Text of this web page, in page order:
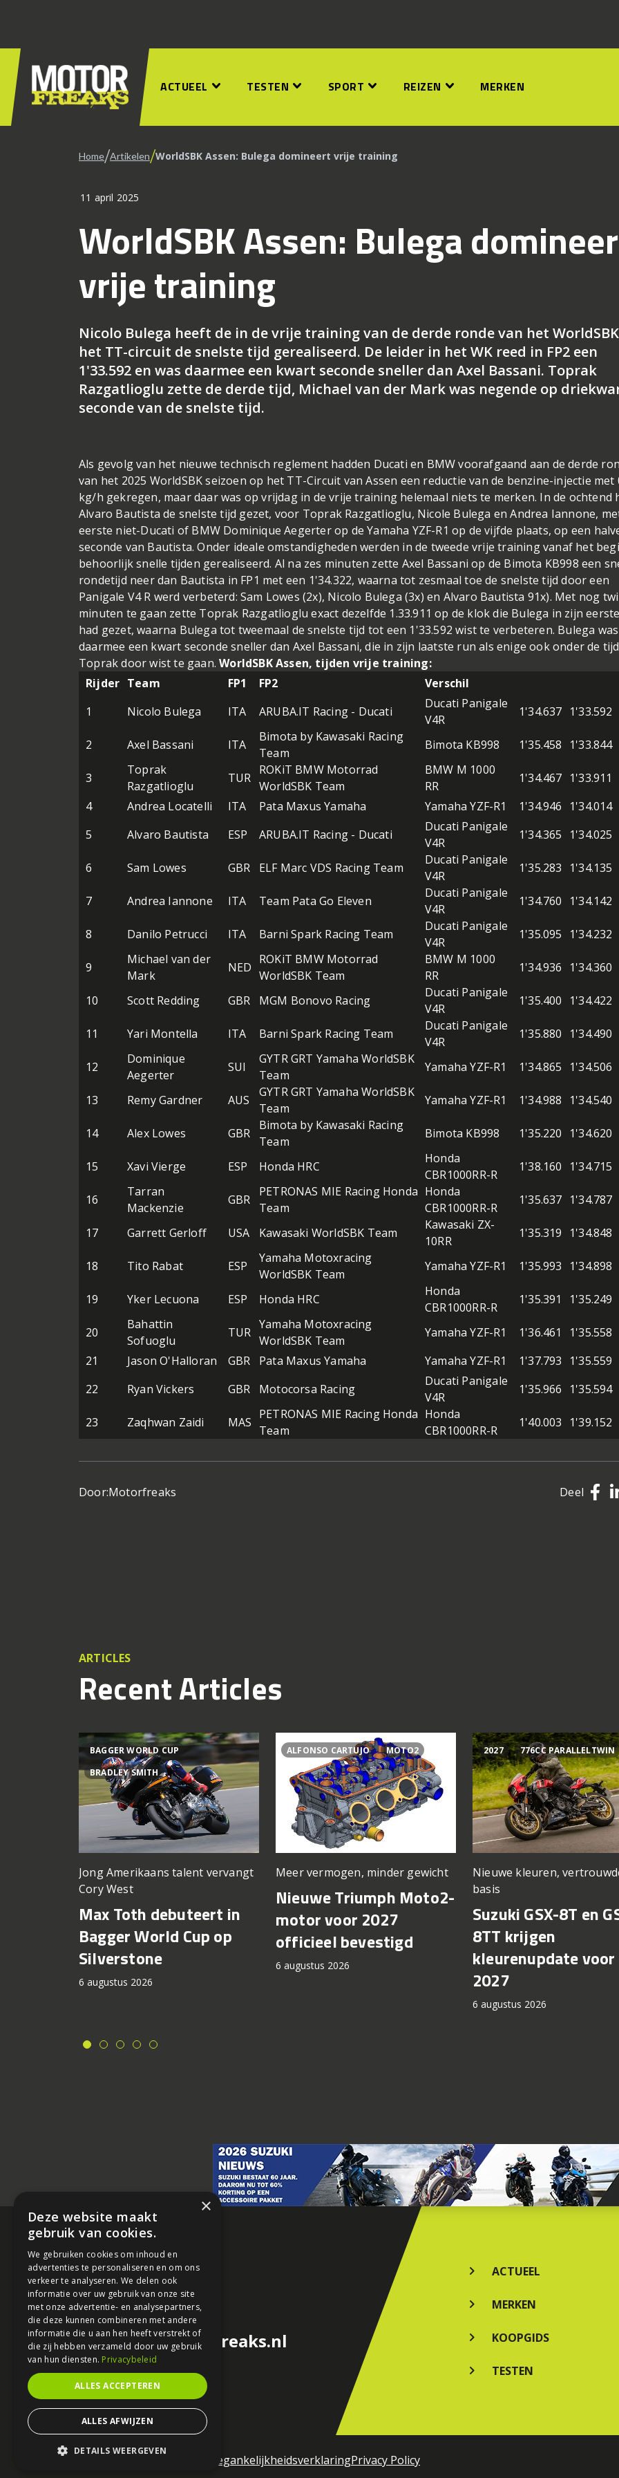
ACTUEEL TESTEN SPORT REIZEN MERKEN
Home/Artikelen/WorldSBK Assen: Bulega domineert vrije training
11 april 2025
WorldSBK Assen: Bulega
vrije training
Nicolo Bulega heeft de in de vrije training van de derde ronde van het
het TT-circuit de snelste tijd gerealiseerd. De leider in het WK reed in FP2 een
1'33.592 en was daarmee een kwart seconde sneller dan Axel Bassani. Toprak
Razgatlioglu zette de derde tijd, Michael van der Mark was negende op
seconde van de snelste tijd.
Als gevolg van het nieuwe technisch reglement hadden Ducati en BMW voorafgaand aan de derde
van het 2025 WorldSBK seizoen op het TT-Circuit van Assen een reductie van de benzine-injectie met
kg/h gekregen, maar daar was op vrijdag in de vrije training helemaal niets te merken. In de ochtend
Alvaro Bautista de snelste tijd gezet, voor Toprak Razgatlioglu, Nicole Bulega en Andrea Iannone,
eerste niet-Ducati of BMW Dominique Aegerter op de Yamaha YZF-R1 op de vijfde plaats, op een
seconde van Bautista. Onder ideale omstandigheden werden in de tweede vrije training vanaf het
behoorlijk snelle tijden gerealiseerd. Al na zes minuten zette Axel Bassani op de Bimota KB998 een
rondetijd neer dan Bautista in FP1 met een 1'34.322, waarna tot zesmaal toe de snelste tijd door een
Panigale V4 R werd verbeterd: Sam Lowes (2x), Nicolo Bulega (3x) en Alvaro Bautista 91x). Met nog
minuten te gaan zette Toprak Razgatlioglu exact dezelfde 1.33.911 op de klok die Bulega in zijn
had gezet, waarna Bulega tot tweemaal de snelste tijd tot een 1'33.592 wist te verbeteren. Bulega was
daarmee een kwart seconde sneller dan Axel Bassani, die in zijn laatste run als enige ook onder de
Toprak door wist te gaan.WorldSBK Assen, tijden vrije training:
Rijder Team FP1 FP2
Verschil
1
Nicolo Bulega ITA ARUBA.IT Racing - Ducati
Ducati Panigale
V4R
1'34.637 1'33.592
2 Axel Bassani ITA
Bimota by Kawasaki Racing
Team
Bimota KB998 1'35.458 1'33.844
3
Toprak
Razgatlioglu
TUR
ROKiT BMW Motorrad
WorldSBK Team
BMW M 1000
RR
1'34.467 1'33.911
4
Andrea Locatelli ITA Pata Maxus Yamaha Yamaha YZF-R1 1'34.946 1'34.014
5
Alvaro Bautista ESP ARUBA.IT Racing - Ducati
Ducati Panigale
V4R
1'34.365 1'34.025
6 Sam Lowes GBR ELF Marc VDS Racing Team
Ducati Panigale
V4R
1'35.283 1'34.135
7 Andrea Iannone ITA Team Pata Go Eleven
Ducati Panigale
V4R
1'34.760 1'34.142
8 Danilo Petrucci ITA Barni Spark Racing Team
Ducati Panigale
V4R
1'35.095 1'34.232
9
Michael van der
Mark
NED
ROKiT BMW Motorrad
WorldSBK Team
BMW M 1000
RR
1'34.936 1'34.360
10 Scott Redding GBR MGM Bonovo Racing
Ducati Panigale
V4R
1'35.400 1'34.422
11 Yari Montella ITA Barni Spark Racing Team
Ducati Panigale
V4R
1'35.880 1'34.490
12
Dominique
Aegerter
SUI
GYTR GRT Yamaha WorldSBK
Team
Yamaha YZF-R1 1'34.865 1'34.506
13 Remy Gardner AUS
GYTR GRT Yamaha WorldSBK
Team
Yamaha YZF-R1 1'34.988 1'34.540
14 Alex Lowes GBR
Bimota by Kawasaki Racing
Team
Bimota KB998 1'35.220 1'34.620
15 Xavi Vierge ESP Honda HRC
Honda
CBR1000RR-R
1'38.160 1'34.715
16
Tarran
Mackenzie
GBR
PETRONAS MIE Racing Honda
Team
Honda
CBR1000RR-R
1'35.637 1'34.787
17 Garrett Gerloff USA Kawasaki WorldSBK Team
Kawasaki ZX-
10RR
1'35.319 1'34.848
18 Tito Rabat ESP
Yamaha Motoxracing
WorldSBK Team
Yamaha YZF-R1 1'35.993 1'34.898
19 Yker Lecuona ESP Honda HRC
Honda
CBR1000RR-R
1'35.391 1'35.249
20
Bahattin
Sofuoglu
TUR
Yamaha Motoxracing
WorldSBK Team
Yamaha YZF-R1 1'36.461 1'35.558
21
Jason O'Halloran GBR Pata Maxus Yamaha Yamaha YZF-R1 1'37.793 1'35.559
22
Ryan Vickers GBR Motocorsa Racing
Ducati Panigale
V4R
1'35.966 1'35.594
23 Zaqhwan Zaidi MAS
PETRONAS MIE Racing Honda
Team
Honda
CBR1000RR-R
1'40.003 1'39.152
Door:Motorfreaks Deel
ARTICLES
Recent Articles
BAGGER WORLD CUP
BRADLEY SMITH
Jong Amerikaans talent vervangt
Cory West
Max Toth debuteert in
Bagger World Cup op
Silverstone
6 augustus 2026
ALFONSO CARTUJO MOTO2
Meer vermogen, minder gewicht
Nieuwe Triumph Moto2-
motor voor 2027
officieel bevestigd
6 augustus 2026
2027 776CC PARALLELTWIN
Nieuwe kleuren,
basis
Suzuki GSX-8T en
8TT krijgen
kleurenupdate voor
2027
6 augustus 2026
redactie@motorfreaks.nl
ACTUEEL
MERKEN
KOOPGIDS
TESTEN
ToegankelijkheidsverklaringPrivacy Policy
×
Deze website maakt
gebruik van cookies.
We gebruiken cookies om inhoud en
advertenties te personaliseren en om ons
verkeer te analyseren. We delen ook
informatie over uw gebruik van onze site
met onze advertentie- en analysepartners,
die deze kunnen combineren met andere
informatie die u aan hen heeft verstrekt of
die zij hebben verzameld door uw gebruik
van hun diensten. Privacybeleid
ALLES ACCEPTEREN
ALLES AFWIJZEN
DETAILS WEERGEVEN